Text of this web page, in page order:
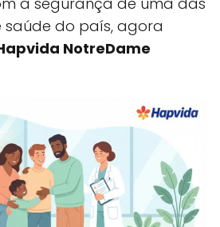
saúde do país, agora
NotreDame